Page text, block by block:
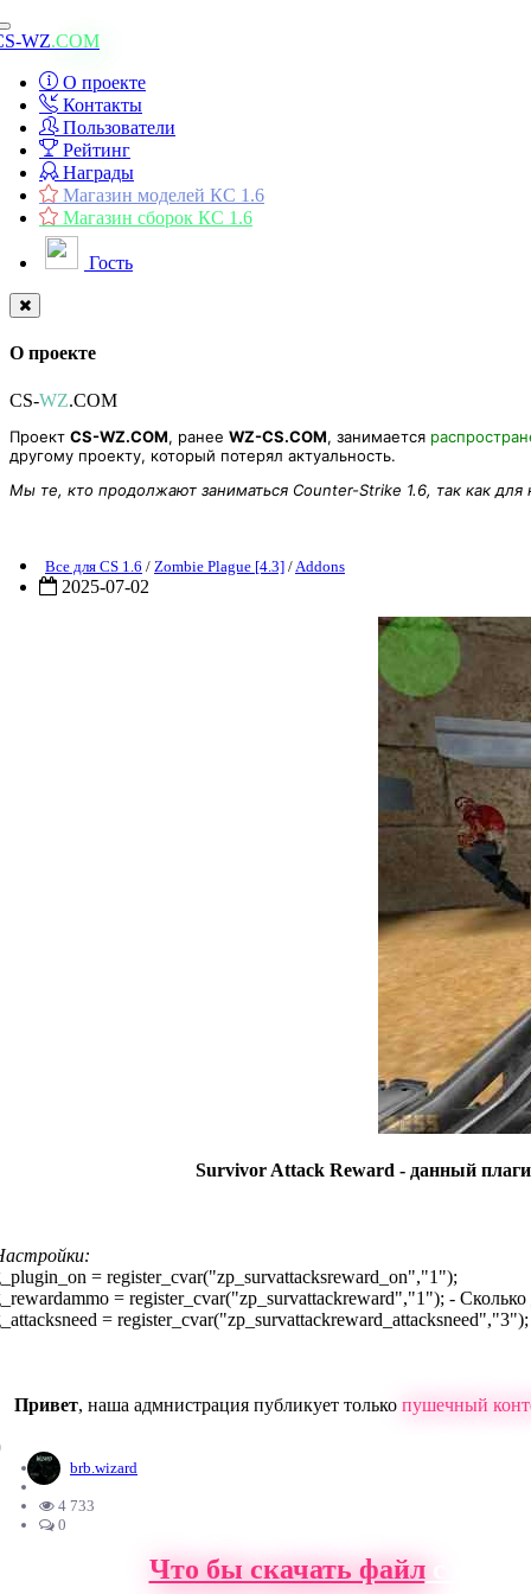
Toggle
navigation
WZ.COM
О проекте
Контакты
Пользователи
Рейтинг
Награды
Магазин моделей КС 1.6
Магазин сборок КС 1.6
Гость
О проекте
CS-WZ.COM
Проект CS-WZ.COM, ранее WZ-CS.COM, занимается
другому проекту, который потерял актуальность.
Мы те, кто продолжают заниматься Counter-Strike 1.6, так как для
Все для CS 1.6 / Zombie Plague [4.3] / Addons
2025-07-02
Survivor Attack Reward - данный
= register_cvar("zp_survattacksreward_on","1");
= register_cvar("zp_survattackreward","1"); - Сколько
=
Привет, наша адмнистрация публикует только пушечный
brb.wizard
4 733
0
Что бы скачать файлс